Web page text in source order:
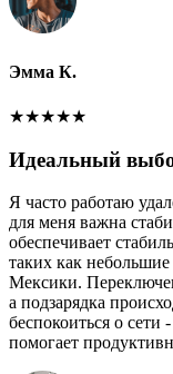
Эмма К.
★★★★★
Идеальный
Я часто работаю
для меня важна
обеспечивает
таких как
Мексики.
а подзарядка
беспокоиться о сети
помогает